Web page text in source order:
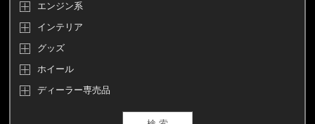
エンジン系
インテリア
グッズ
ホイール
ディーラー専売品